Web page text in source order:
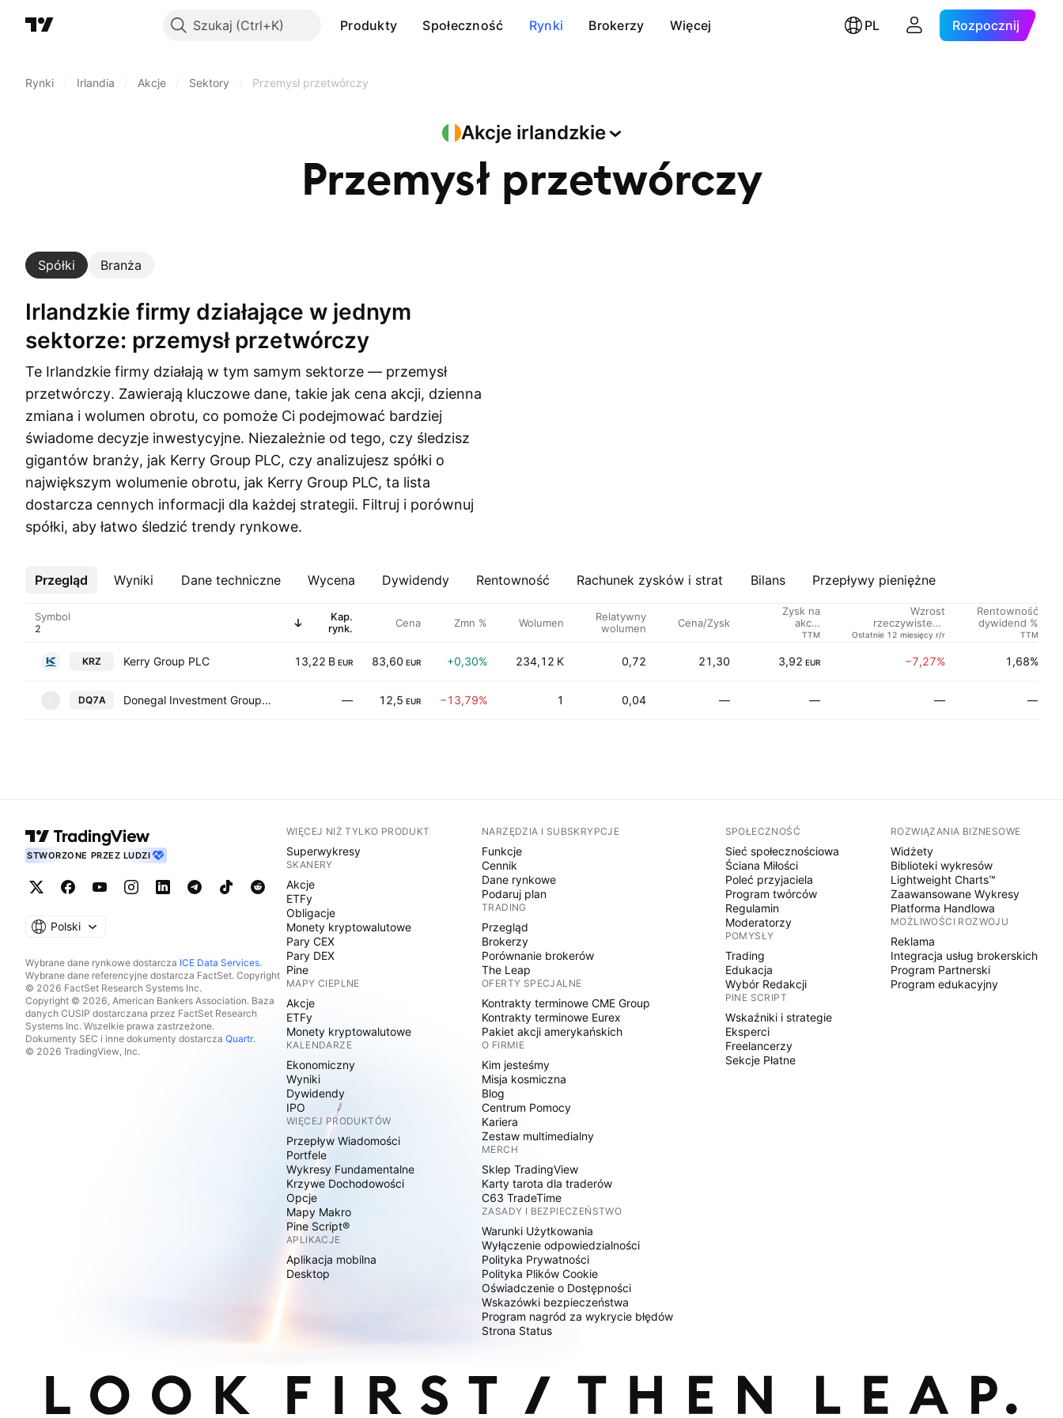
Szukaj Produkty Społeczność Rynki Brokerzy Więcej PL Rozpocznij
Rynki Irlandia Akcje Sektory Przemysł przetwórczy
Akcje irlandzkie
Przemysł przetwórczy
Spółki Branża
Irlandzkie firmy działające w jednym
sektorze: przemysł przetwórczy
Te Irlandzkie firmy działają w tym samym sektorze — przemysł
przetwórczy. Zawierają kluczowe dane, takie jak cena akcji, dzienna
zmiana i wolumen obrotu, co pomoże Ci podejmować bardziej
świadome decyzje inwestycyjne. Niezależnie od tego, czy śledzisz
gigantów branży, jak Kerry Group PLC, czy analizujesz spółki o
największym wolumenie obrotu, jak Kerry Group PLC, ta lista
dostarcza cennych informacji dla każdej strategii. Filtruj i porównuj
spółki, aby łatwo śledzić trendy rynkowe.
Przegląd Wyniki Dane techniczne Wycena Dywidendy Rentowność Rachunek zysków i strat Bilans Przepływy pieniężne
Więcej
Symbol
Kap.
rynk.
Cena Zmn % Wolumen
Relatywny
wolumen
Cena/Zysk
Zysk na
akcję
rzeczywisty
TTM
Wzrost
rzeczywistego
zysku na akcję
Ostatnie 12 miesięcy r/r
Rentowność
dywidend %
TTM
KRZ Kerry Group PLC 13,22 B EUR 83,60 EUR +0,30% 234,12 K 0,72 21,30 3,92 EUR −7,27% 1,68%
DQ7A Donegal Investment Group PLC — 12,5 EUR −13,79% 1 0,04 — — — —
STWORZONE PRZEZ LUDZI
Polski
Wybrane dane rynkowe dostarcza ICE Data Services.
Wybrane dane referencyjne dostarcza FactSet. Copyright
© 2026 FactSet Research Systems Inc.
Copyright © 2026, American Bankers Association. Baza
danych CUSIP dostarczana przez FactSet Research
Systems Inc. Wszelkie prawa zastrzeżone.
Dokumenty SEC i inne dokumenty dostarcza Quartr.
© 2026 TradingView, Inc.
WIĘCEJ NIŻ TYLKO PRODUKT
Superwykresy
SKANERY
Akcje
ETFy
Obligacje
Monety kryptowalutowe
Pary CEX
Pary DEX
Pine
MAPY CIEPLNE
Akcje
ETFy
Monety kryptowalutowe
KALENDARZE
Ekonomiczny
Wyniki
Dywidendy
IPO
WIĘCEJ PRODUKTÓW
Przepływ Wiadomości
Portfele
Wykresy Fundamentalne
Krzywe Dochodowości
Opcje
Mapy Makro
Pine Script®
APLIKACJE
Aplikacja mobilna
Desktop
NARZĘDZIA I SUBSKRYPCJE
Funkcje
Cennik
Dane rynkowe
Podaruj plan
TRADING
Przegląd
Brokerzy
Porównanie brokerów
The Leap
OFERTY SPECJALNE
Kontrakty terminowe CME Group
Kontrakty terminowe Eurex
Pakiet akcji amerykańskich
O FIRMIE
Kim jesteśmy
Misja kosmiczna
Blog
Centrum Pomocy
Kariera
Zestaw multimedialny
MERCH
Sklep TradingView
Karty tarota dla traderów
C63 TradeTime
ZASADY I BEZPIECZEŃSTWO
Warunki Użytkowania
Wyłączenie odpowiedzialności
Polityka Prywatności
Polityka Plików Cookie
Oświadczenie o Dostępności
Wskazówki bezpieczeństwa
Program nagród za wykrycie błędów
Strona Status
SPOŁECZNOŚĆ
Sieć społecznościowa
Ściana Miłości
Poleć przyjaciela
Program twórców
Regulamin
Moderatorzy
POMYSŁY
Trading
Edukacja
Wybór Redakcji
PINE SCRIPT
Wskaźniki i strategie
Eksperci
Freelancerzy
Sekcje Płatne
ROZWIĄZANIA BIZNESOWE
Widżety
Biblioteki wykresów
Lightweight Charts™
Zaawansowane Wykresy
Platforma Handlowa
MOŻLIWOŚCI ROZWOJU
Reklama
Integracja usług brokerskich
Program Partnerski
Program edukacyjny